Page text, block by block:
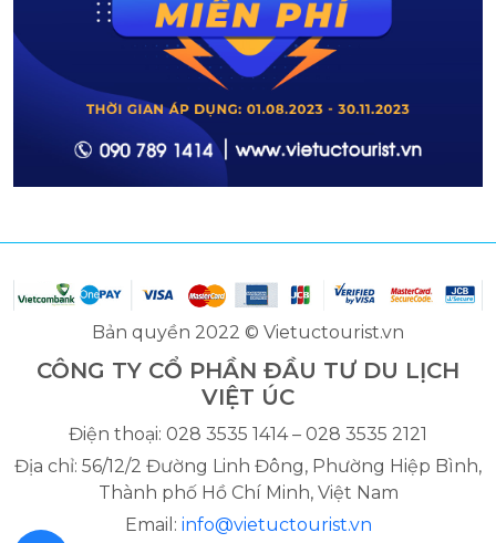
Bản quyền 2022 © Vietuctourist.vn
CÔNG TY CỔ PHẦN ĐẦU TƯ DU LỊCH
VIỆT ÚC
Điện thoại: 028 3535 1414 – 028 3535 2121
Địa chỉ: 56/12/2 Đường Linh Đông, Phường Hiệp Bình,
Thành phố Hồ Chí Minh, Việt Nam
Email: info@vietuctourist.vn